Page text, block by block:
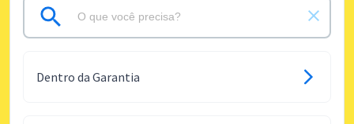
Dentro da Garantia